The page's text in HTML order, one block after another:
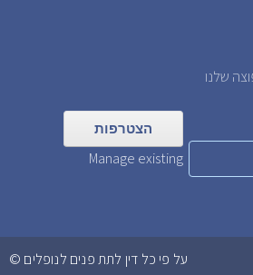
שלנו
Manage existing
על פי כל דין לתת פנים לנופלים ©